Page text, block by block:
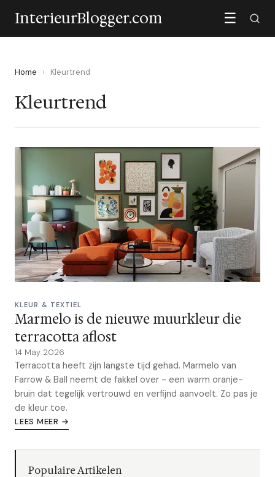
InterieurBlogger.com ☰
Home › Kleurtrend
Kleurtrend
KLEUR & TEXTIEL
Marmelo is de nieuwe muurkleur die
terracotta aflost
14 May 2026
Terracotta heeft zijn langste tijd gehad. Marmelo van
Farrow & Ball neemt de fakkel over - een warm oranje-
bruin dat tegelijk vertrouwd en verfijnd aanvoelt. Zo pas je
de kleur toe.
LEES MEER →
Populaire Artikelen